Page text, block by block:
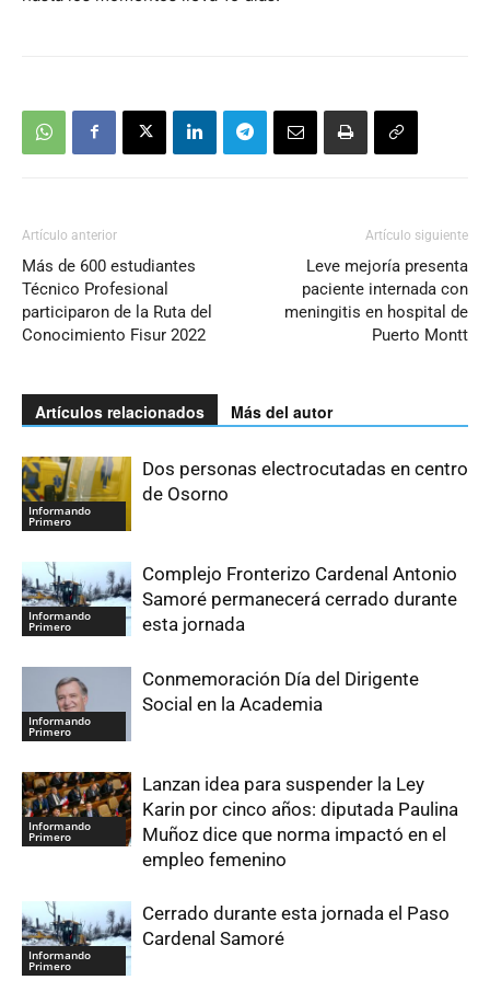
Artículo anterior
Más de 600 estudiantes
Técnico Profesional
participaron de la Ruta del
Conocimiento Fisur 2022
Artículo siguiente
Leve mejoría presenta
paciente internada con
meningitis en hospital de
Puerto Montt
Artículos relacionados Más del autor
Informando
Primero
Dos personas electrocutadas en centro
de Osorno
Informando
Primero
Complejo Fronterizo Cardenal Antonio
Samoré permanecerá cerrado durante
esta jornada
Informando
Primero
Conmemoración Día del Dirigente
Social en la Academia
Informando
Primero
Lanzan idea para suspender la Ley
Karin por cinco años: diputada Paulina
Muñoz dice que norma impactó en el
empleo femenino
Informando
Primero
Cerrado durante esta jornada el Paso
Cardenal Samoré